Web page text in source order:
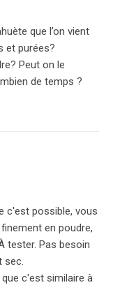
que l’on vient
et purées?
Peut on le
de temps ?
c'est possible, vous
en poudre,
tester. Pas besoin
sec.
c'est similaire à